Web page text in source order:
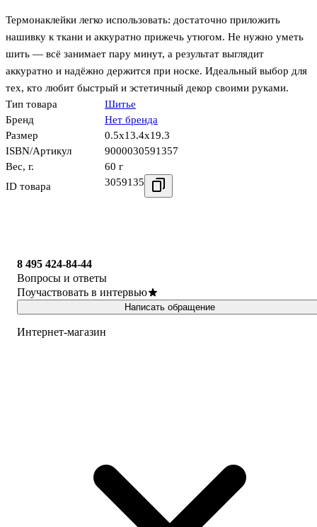
Термонаклейки легко использовать: достаточно приложить
нашивку к ткани и аккуратно прижечь утюгом. Не нужно уметь
шить — всё занимает пару минут, а результат выглядит
аккуратно и надёжно держится при носке. Идеальный выбор для
тех, кто любит быстрый и эстетичный декор своими руками.
Тип товара
Шитье
Бренд
Нет бренда
Размер
0.5x13.4x19.3
ISBN/Артикул
9000030591357
Вес, г.
60 г
ID товара
3059135
8 495 424-84-44
Вопросы и ответы
Поучаствовать в интервью
Написать обращение
Интернет-магазин